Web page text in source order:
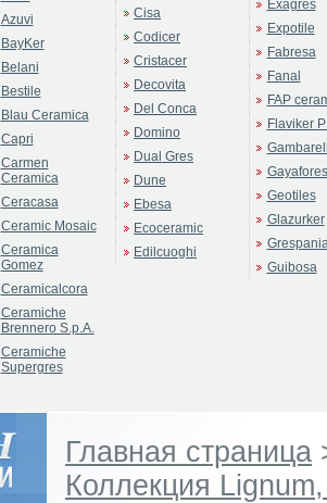
Azuvi
BayKer
Belani
Bestile
Blau Ceramica
Capri
Carmen
Ceramica
Ceracasa
Ceramic Mosaic
Ceramica
Gomez
Ceramicalcora
Ceramiche
Brennero S.p.A.
Ceramiche
Supergres
Cisa
Codicer
Cristacer
Decovita
Del Conca
Domino
Dual Gres
Dune
Ebesa
Ecoceramic
Edilcuoghi
Exagres
Expotile
Fabresa
Fanal
FAP
Flaviker
Gayafores
Geotiles
Glazurker
Guibosa
Главная страница
Коллекция